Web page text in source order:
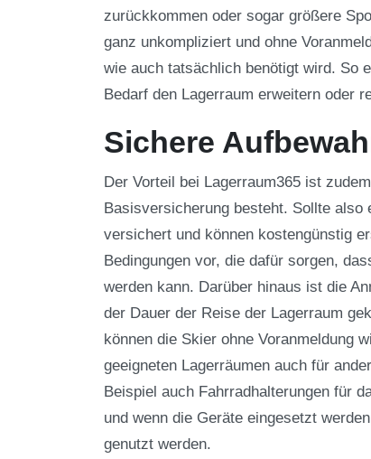
zurückkommen oder sogar größere
ganz unkompliziert und ohne
wie auch tatsächlich benötigt wird. So
Bedarf den Lagerraum erweitern oder
Sichere
Der Vorteil bei Lagerraum365 ist
Basisversicherung besteht. Sollte also
versichert und können kostengünstig
Bedingungen vor, die dafür sorgen,
werden kann. Darüber hinaus ist die
der Dauer der Reise der Lagerraum
können die Skier ohne Voranmeldung
geeigneten Lagerräumen auch für
Beispiel auch Fahrradhalterungen für
und wenn die Geräte eingesetzt
genutzt werden.